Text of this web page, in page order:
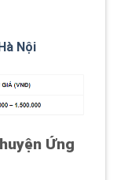
Nội
Ứng